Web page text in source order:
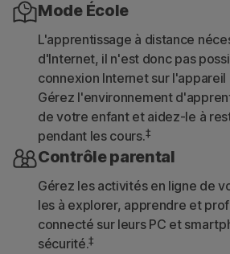
Mode École
L'apprentissage à distance
d'Internet, il n'est donc pas
connexion Internet sur
Gérez l'environnement
de votre enfant et aidez-le à
pendant les cours.‡
Contrôle parental
Gérez les activités en ligne de
les à explorer, apprendre et
connecté sur leurs PC et
sécurité.‡